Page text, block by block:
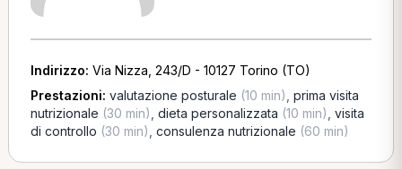
Indirizzo: Via Nizza, 243/D - 10127 Torino (TO)
Prestazioni: valutazione posturale (10 min) prima visita
nutrizionale (30 min) dieta personalizzata (10 min) visita
di controllo (30 min) consulenza nutrizionale (60 min)